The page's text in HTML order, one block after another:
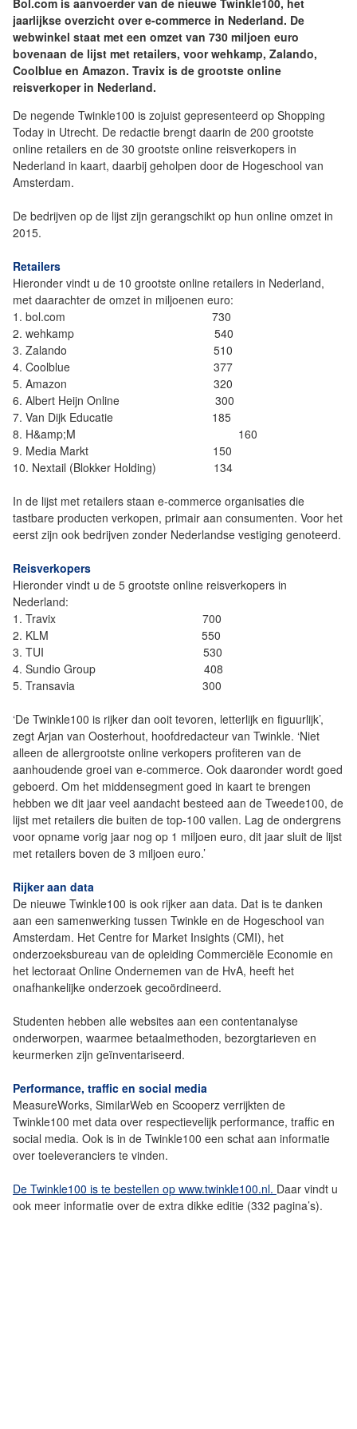
Bol.com is aanvoerder van de nieuwe Twinkle100, het
jaarlijkse overzicht over e-commerce in Nederland. De
webwinkel staat met een omzet van 730 miljoen euro
bovenaan de lijst met retailers, voor wehkamp, Zalando,
Coolblue en Amazon. Travix is de grootste online
reisverkoper in Nederland.
De negende Twinkle100 is zojuist gepresenteerd op Shopping
Today in Utrecht. De redactie brengt daarin de 200 grootste
online retailers en de 30 grootste online reisverkopers in
Nederland in kaart, daarbij geholpen door de Hogeschool van
Amsterdam.
De bedrijven op de lijst zijn gerangschikt op hun online omzet in
2015.
Retailers
Hieronder vindt u de 10 grootste online retailers in Nederland,
met daarachter de omzet in miljoenen euro:
1. bol.com 730
2. wehkamp 540
3. Zalando 510
4. Coolblue 377
5. Amazon 320
6. Albert Heijn Online 300
7. Van Dijk Educatie 185
8. H&amp;M 160
9. Media Markt 150
10. Nextail (Blokker Holding) 134
In de lijst met retailers staan e-commerce organisaties die
tastbare producten verkopen, primair aan consumenten. Voor het
eerst zijn ook bedrijven zonder Nederlandse vestiging genoteerd.
Reisverkopers
Hieronder vindt u de 5 grootste online reisverkopers in
Nederland:
1. Travix 700
2. KLM 550
3. TUI 530
4. Sundio Group 408
5. Transavia 300
‘De Twinkle100 is rijker dan ooit tevoren, letterlijk en figuurlijk’,
zegt Arjan van Oosterhout, hoofdredacteur van Twinkle. ‘Niet
alleen de allergrootste online verkopers profiteren van de
aanhoudende groei van e-commerce. Ook daaronder wordt goed
geboerd. Om het middensegment goed in kaart te brengen
hebben we dit jaar veel aandacht besteed aan de Tweede100, de
lijst met retailers die buiten de top-100 vallen. Lag de ondergrens
voor opname vorig jaar nog op 1 miljoen euro, dit jaar sluit de lijst
met retailers boven de 3 miljoen euro.’
Rijker aan data
De nieuwe Twinkle100 is ook rijker aan data. Dat is te danken
aan een samenwerking tussen Twinkle en de Hogeschool van
Amsterdam. Het Centre for Market Insights (CMI), het
onderzoeksbureau van de opleiding Commerciële Economie en
het lectoraat Online Ondernemen van de HvA, heeft het
onafhankelijke onderzoek gecoördineerd.
Studenten hebben alle websites aan een contentanalyse
onderworpen, waarmee betaalmethoden, bezorgtarieven en
keurmerken zijn geïnventariseerd.
Performance, traffic en social media
MeasureWorks, SimilarWeb en Scooperz verrijkten de
Twinkle100 met data over respectievelijk performance, traffic en
social media. Ook is in de Twinkle100 een schat aan informatie
over toeleveranciers te vinden.
De Twinkle100 is te bestellen op www.twinkle100.nl. Daar vindt u
ook meer informatie over de extra dikke editie (332 pagina’s).